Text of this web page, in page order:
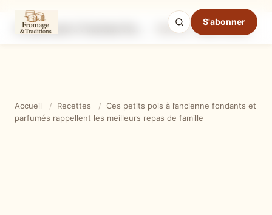
S'abonner
Ingrédients Étapes
Mode cuisine
Accueil / Recettes / Ces petits pois à l’ancienne fondants et
parfumés rappellent les meilleurs repas de famille